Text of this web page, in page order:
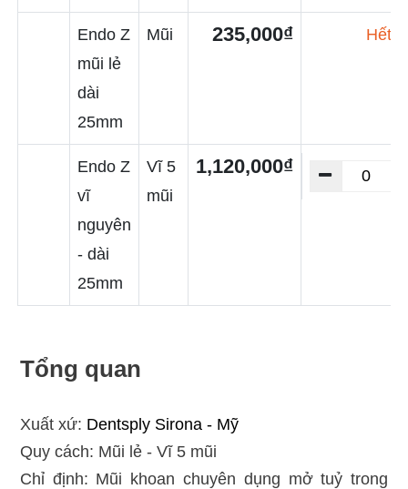
Endo Z
mũi lẻ
dài
25mm
Mũi 235,000₫ Hết
Endo Z
vĩ
nguyên
- dài
25mm
Vĩ 5
mũi
1,120,000₫
Tổng quan
Xuất xứ: Dentsply Sirona - Mỹ
Quy cách: Mũi lẻ - Vĩ 5 mũi
Chỉ định: Mũi khoan chuyên dụng mở tuỷ trong